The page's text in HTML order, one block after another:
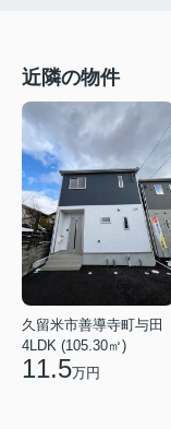
近隣の物件
久留米市善導寺町与田
4LDK (105.30㎡)
11.5万円